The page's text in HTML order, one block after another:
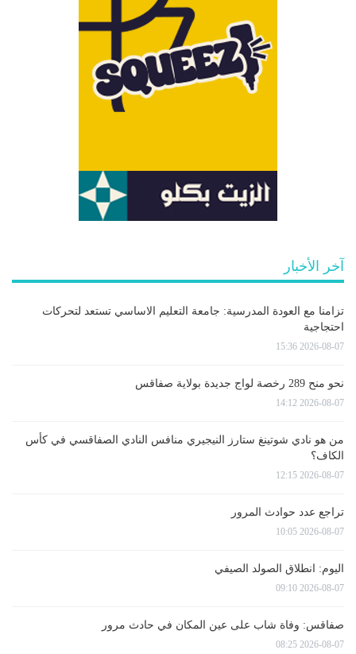
آخر الأخبار
تزامنا مع العودة المدرسية: جامعة التعليم الاساسي تستعد لتحركات
احتجاجية
2026-08-07 15:36
نحو منح 289 رخصة لواج جديدة بولاية صفاقس
2026-08-07 14:12
من هو نادي شوتينغ ستارز النيجيري منافس النادي الصفاقسي في كأس
الكاف؟
2026-08-07 12:15
تراجع عدد حوادث المرور
2026-08-07 10:05
اليوم: انطلاق الصولد الصيفي
2026-08-07 09:10
صفاقس: وفاة شاب على عين المكان في حادث مرور
2026-08-07 08:25